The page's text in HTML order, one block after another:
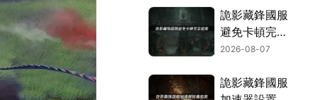
詭影藏鋒國服
避免卡頓完全
指南：網絡優
巧！
2026-08-07
詭影藏鋒國服